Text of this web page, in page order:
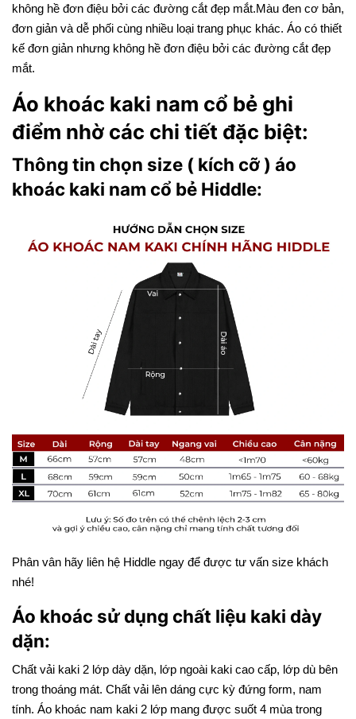
không hề đơn điệu bởi các đường cắt đẹp mắt.Màu đen cơ bản,
đơn giản và dễ phối cùng nhiều loại trang phục khác. Áo có thiết
kế đơn giản nhưng không hề đơn điệu bởi các đường cắt đẹp
mắt.
Áo khoác kaki nam cổ bẻ ghi
điểm nhờ các chi tiết đặc biệt:
Thông tin chọn size ( kích cỡ ) áo
khoác kaki nam cổ bẻ Hiddle:
Phân vân hãy liên hệ Hiddle ngay để được tư vấn size khách
nhé!
Áo khoác sử dụng chất liệu kaki dày
dặn:
Chất vải kaki 2 lớp dày dặn, lớp ngoài kaki cao cấp, lớp dù bên
trong thoáng mát. Chất vải lên dáng cực kỳ đứng form, nam
tính. Áo khoác nam kaki 2 lớp mang được suốt 4 mùa trong